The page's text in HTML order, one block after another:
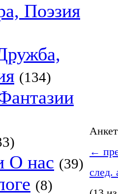
Поэзия
(134)
О нас (39)
(8)
←
след.